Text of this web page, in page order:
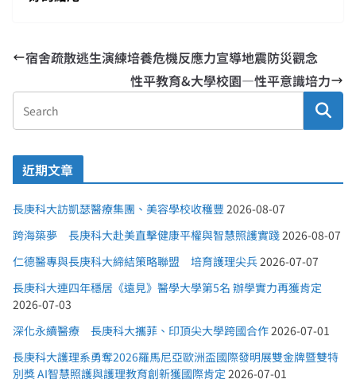
宿舍疏散逃生演練培養危機反應力宣導地震防災觀念
性平教育&大學校園—性平意識培力
近期文章
長庚科大訪凱瑟醫療集團、美容學校收穫豐 2026-08-07
跨海築夢 長庚科大赴美直擊健康平權與智慧照護實踐2026-08-07
仁德醫專與長庚科大締結策略聯盟 培育護理尖兵2026-07-07
長庚科大連四年穩居《遠見》醫學大學第5名 辦學實力再獲肯定
2026-07-03
深化永續醫療 長庚科大攜菲、印頂尖大學跨國合作2026-07-01
長庚科大護理系勇奪2026羅馬尼亞歐洲盃國際發明展雙金牌暨雙特
別獎 AI智慧照護與護理教育創新獲國際肯定 2026-07-01